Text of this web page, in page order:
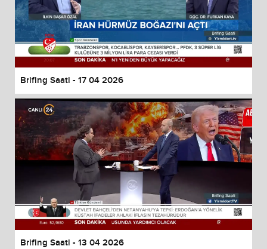
Brifing Saati - 17 04 2026
Brifing Saati - 13 04 2026